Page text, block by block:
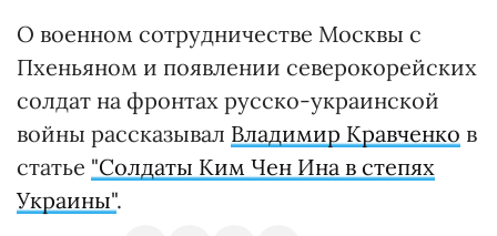
О военном сотрудничестве Москвы с
Пхеньяном и появлении северокорейских
солдат на фронтах русско-украинской
войны рассказывал Владимир Кравченко в
статье "Солдаты Ким Чен Ина в степях
Украины".